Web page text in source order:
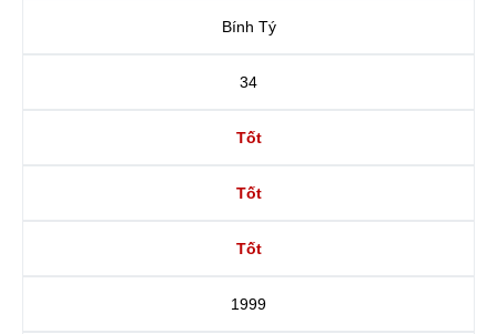
Bính Tý
34
Tốt
Tốt
Tốt
1999